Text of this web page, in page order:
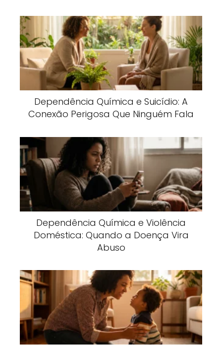
Dependência Química e Suicídio: A
Conexão Perigosa Que Ninguém Fala
Dependência Química e Violência
Doméstica: Quando a Doença Vira
Abuso